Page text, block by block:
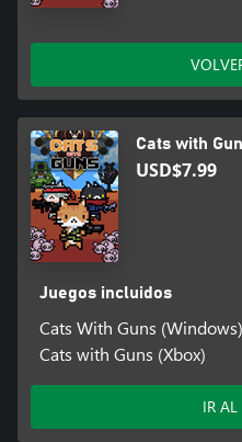
Cats with
USD$7.99
Juegos incluidos
Cats With Guns (Windows)
Cats with Guns (Xbox)
IR AL